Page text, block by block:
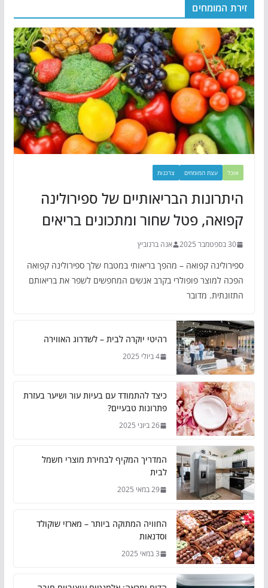
זירת המומחים
אוכל עצת המומחים צרכנות
היתרונות הבריאותיים של ספירולינה
קפואה, פטל שחור ומתכונים בריאים
30 בספטמבר 2025 אנה ברנוביץ
ספירולינה קפואה – מהפך בריאותי במטבח שלך ספירולינה קפואה
הפכה למוצר פופולרי בקרב אנשים המחפשים לשפר את בריאותם
התזונתית. מדובר
רהיטי יוקרה לבית – לשדרוג האווירה
4 ביולי 2025
כיצד להתמודד עם בעיות עור ושיער בעזרת
פתרונות טבעיים?
26 ביוני 2025
המדריך המקיף לבחירת מוצרי חשמל
לבית
29 במאי 2025
החוויה המתוקה ביותר – מארזי שוקולד
וסדנאות
3 במאי 2025